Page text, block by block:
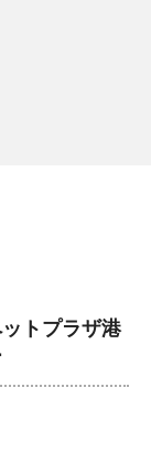
トプラザ港